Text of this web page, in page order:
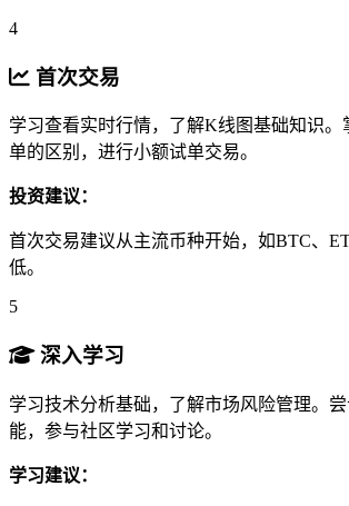
4
首次交易
学习查看实时行情，了解K线图基础知识。
单的区别，进行小额试单交易。
投资建议：
首次交易建议从主流币种开始，如BTC、
低。
5
深入学习
学习技术分析基础，了解市场风险管理。
能，参与社区学习和讨论。
学习建议：